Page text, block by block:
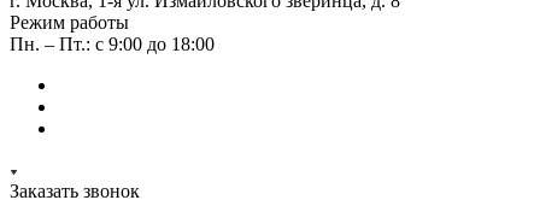
Режим работы
Пн. – Пт.: с 9:00 до 18:00
Заказать звонок